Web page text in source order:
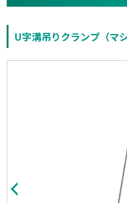
U字溝吊りクランプ（マ